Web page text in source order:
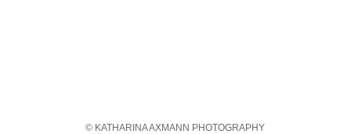
© KATHARINA AXMANN PHOTOGRAPHY